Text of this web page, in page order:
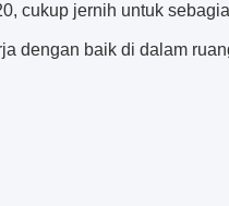
cukup jernih untuk
dengan baik di dalam